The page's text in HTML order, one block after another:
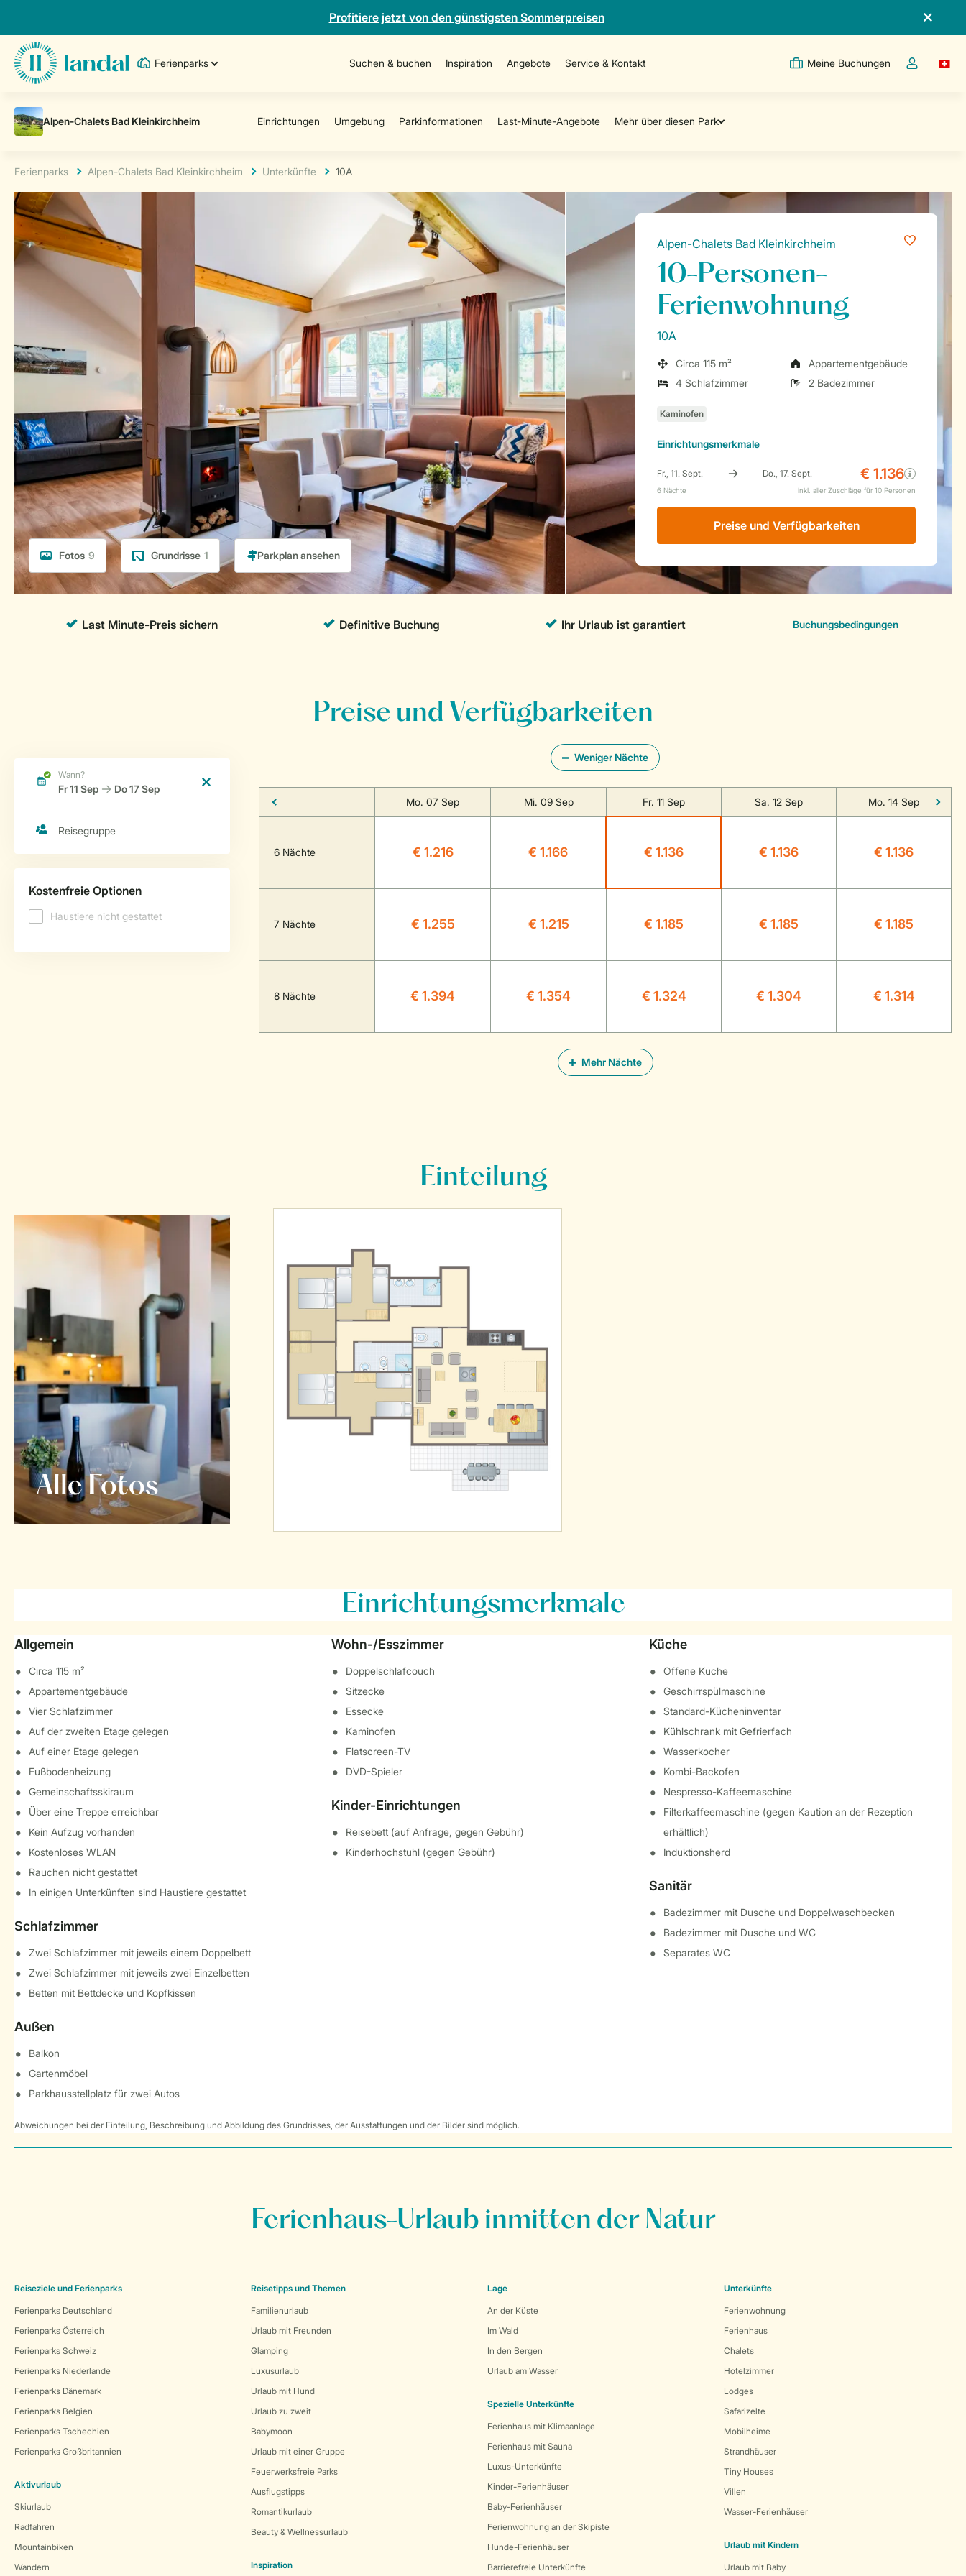
Profitiere jetzt von den günstigsten Sommerpreisen
Ferienparks Suchen & buchen Inspiration Angebote Service & Kontakt Meine Buchungen
Dropdown-
Ferienparks Alpen-Chalets Bad Kleinkirchheim Unterkünfte 10A
Fotos 9 Grundrisse 1
Alpen-Chalets Bad Kleinkirchheim
10-Personen-
Ferienwohnung
10A
Circa 115 m²
Appartementgebäude
4 Schlafzimmer
2 Badezimmer
Einrichtungsmerkmale
Preise und Verfügbarkeiten
Preise und Verfügbarkeiten
Weniger Nächte
Mehr Nächte
Mo. 07 Sep Mi. 09 Sep Fr. 11 Sep Sa. 12 Sep Mo. 14 Sep
6 Nächte € 1.216 € 1.166 € 1.136 € 1.136 € 1.136
7 Nächte € 1.255 € 1.215 € 1.185 € 1.185 € 1.185
8 Nächte € 1.394 € 1.354 € 1.324 € 1.304 € 1.314
Einteilung
Alle Fotos
Einrichtungsmerkmale
Allgemein
Circa 115 m²
Appartementgebäude
Vier Schlafzimmer
Auf der zweiten Etage gelegen
Auf einer Etage gelegen
Fußbodenheizung
Gemeinschaftsskiraum
Über eine Treppe erreichbar
Kein Aufzug vorhanden
Kostenloses WLAN
Rauchen nicht gestattet
In einigen Unterkünften sind Haustiere gestattet
Schlafzimmer
Zwei Schlafzimmer mit jeweils einem Doppelbett
Zwei Schlafzimmer mit jeweils zwei Einzelbetten
Betten mit Bettdecke und Kopfkissen
Außen
Balkon
Gartenmöbel
Parkhausstellplatz für zwei Autos
Wohn-/Esszimmer
Doppelschlafcouch
Sitzecke
Essecke
Kaminofen
Flatscreen-TV
DVD-Spieler
Kinder-Einrichtungen
Reisebett (auf Anfrage, gegen Gebühr)
Kinderhochstuhl (gegen Gebühr)
Küche
Offene Küche
Geschirrspülmaschine
Standard-Kücheninventar
Kühlschrank mit Gefrierfach
Wasserkocher
Kombi-Backofen
Nespresso-Kaffeemaschine
Filterkaffeemaschine (gegen Kaution an der Rezeption
erhältlich)
Induktionsherd
Sanitär
Badezimmer mit Dusche und Doppelwaschbecken
Badezimmer mit Dusche und WC
Separates WC
Abweichungen bei der Einteilung, Beschreibung und Abbildung des Grundrisses, der Ausstattungen und der Bilder sind möglich.
Ferienhaus-Urlaub inmitten der Natur
Reiseziele und Ferienparks
Ferienparks Deutschland
Ferienparks Österreich
Ferienparks Schweiz
Ferienparks Niederlande
Ferienparks Dänemark
Ferienparks Belgien
Ferienparks Tschechien
Ferienparks Großbritannien
Aktivurlaub
Skiurlaub
Radfahren
Mountainbiken
Wandern
Reisetipps und Themen
Familienurlaub
Urlaub mit Freunden
Glamping
Luxusurlaub
Urlaub mit Hund
Urlaub zu zweit
Babymoon
Urlaub mit einer Gruppe
Feuerwerksfreie Parks
Ausflugstipps
Romantikurlaub
Beauty & Wellnessurlaub
Inspiration
Lage
An der Küste
Im Wald
In den Bergen
Urlaub am Wasser
Spezielle Unterkünfte
Ferienhaus mit Klimaanlage
Ferienhaus mit Sauna
Luxus-Unterkünfte
Kinder-Ferienhäuser
Baby-Ferienhäuser
Ferienwohnung an der Skipiste
Hunde-Ferienhäuser
Barrierefreie Unterkünfte
Unterkünfte
Ferienwohnung
Ferienhaus
Chalets
Hotelzimmer
Lodges
Safarizelte
Mobilheime
Strandhäuser
Tiny Houses
Villen
Wasser-Ferienhäuser
Urlaub mit Kindern
Urlaub mit Baby